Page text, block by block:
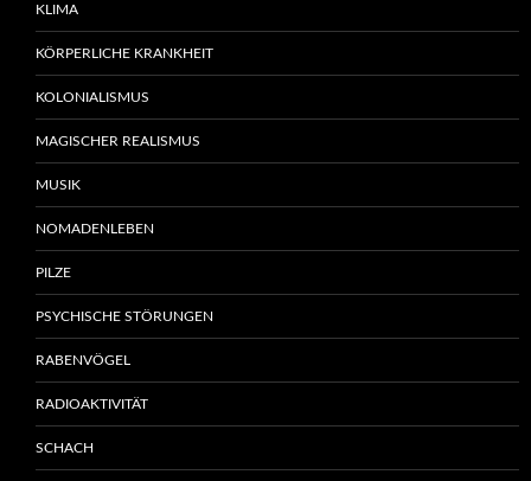
KLIMA
KÖRPERLICHE KRANKHEIT
KOLONIALISMUS
MAGISCHER REALISMUS
MUSIK
NOMADENLEBEN
PILZE
PSYCHISCHE STÖRUNGEN
RABENVÖGEL
RADIOAKTIVITÄT
SCHACH